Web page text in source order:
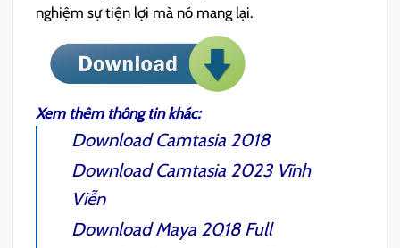
nghiệm sự tiện lợi mà nó mang lại.
Xem thêm thông tin khác:
DownloadCamtasia 2018
DownloadCamtasia 2023Vĩnh
Viễn
DownloadMaya 2018Full